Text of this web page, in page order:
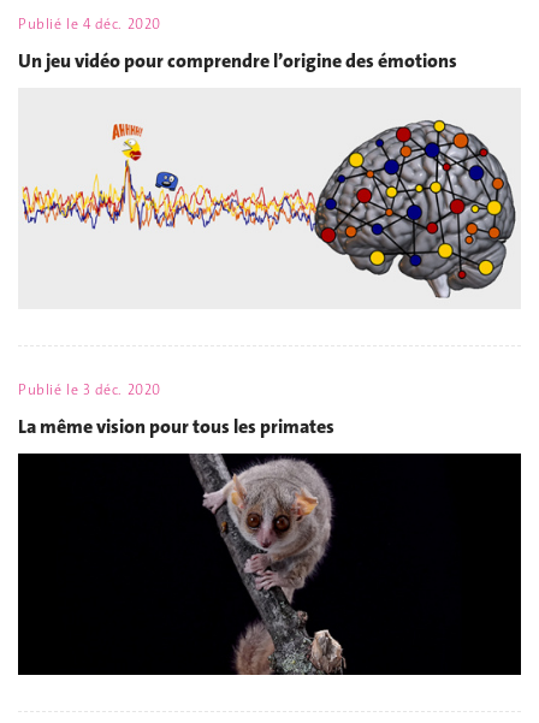
Publié le 4 déc. 2020
Un jeu vidéo pour comprendre l’origine des émotions
Publié le 3 déc. 2020
La même vision pour tous les primates